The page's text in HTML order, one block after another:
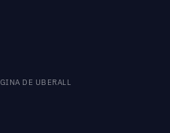
DE UBERALL